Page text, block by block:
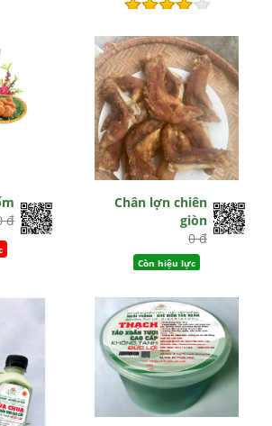
đ
Chân lợn chiên
giòn
0 đ
Còn hiệu lực